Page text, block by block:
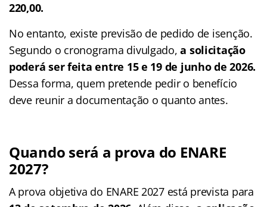
220,00.
No entanto, existe previsão de pedido de isenção.
Segundo o cronograma divulgado, a solicitação
poderá ser feita entre 15 e 19 de junho de 2026.
Dessa forma, quem pretende pedir o benefício
deve reunir a documentação o quanto antes.
Quando será a prova do ENARE
2027?
A prova objetiva do ENARE 2027 está prevista para